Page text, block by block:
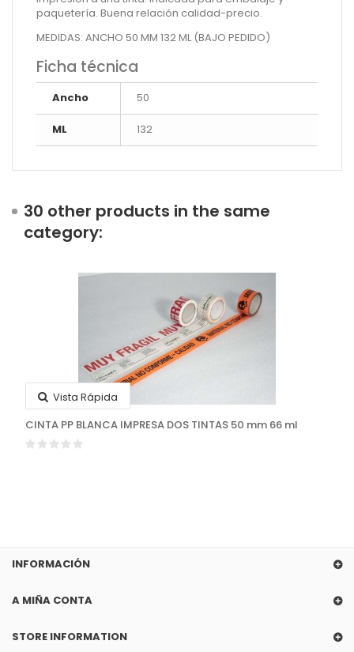
paquetería. Buena relación calidad-precio.
MEDIDAS: ANCHO 50 MM 132 ML (BAJO PEDIDO)
Ficha técnica
Ancho 50
ML 132
30 other products in the same
category:
Vista Rápida
CINTA PP BLANCA IMPRESA DOS TINTAS 50 mm 66 ml
INFORMACIÓN
A MIÑA CONTA
STORE INFORMATION